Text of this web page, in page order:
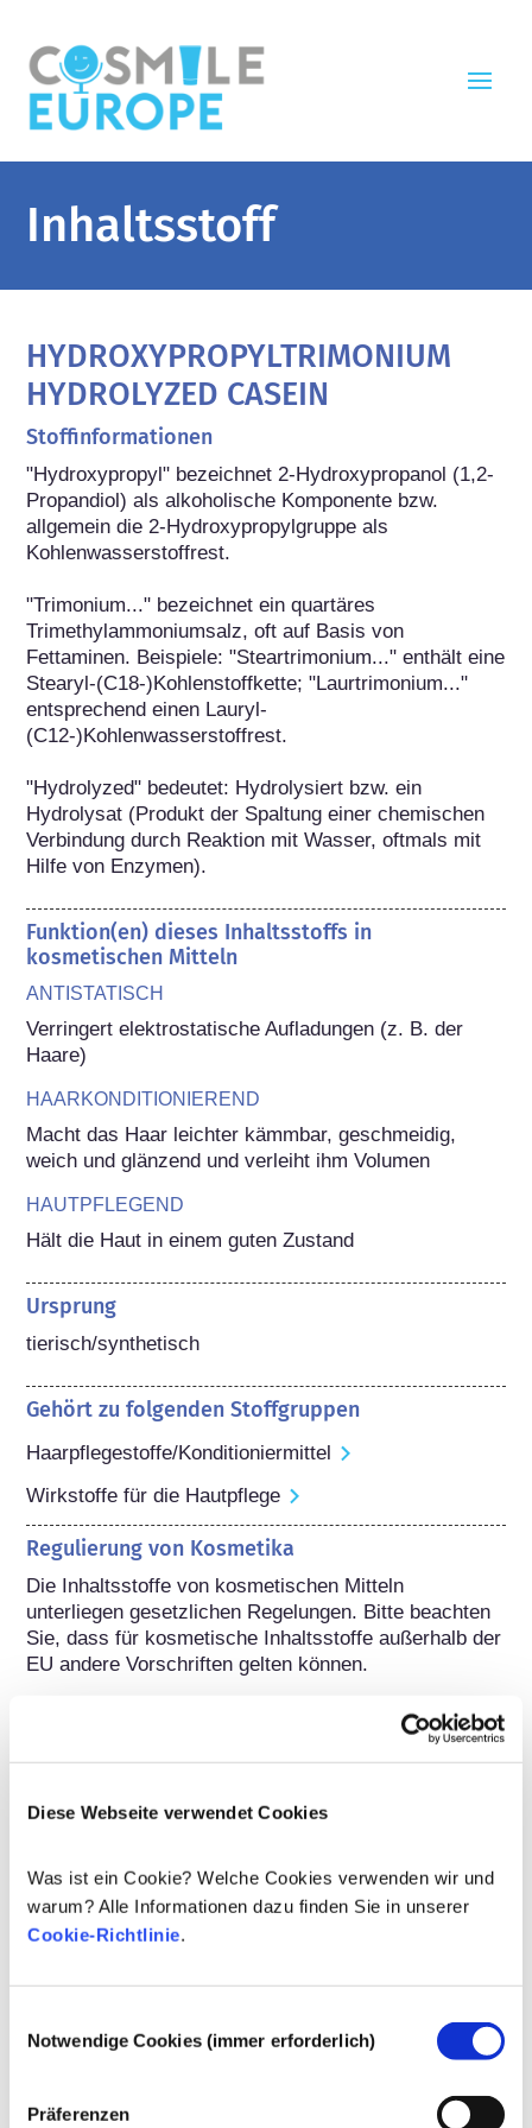
Diese Webseite verwendet Cookies
Was ist ein Cookie? Welche Cookies verwenden wir und
warum? Alle Informationen dazu finden Sie in unserer
Cookie-Richtlinie.
Notwendige Cookies (immer erforderlich)
Präferenzen
Inhaltsstoff
HYDROXYPROPYLTRIMONIUM
HYDROLYZED CASEIN
Stoffinformationen
"Hydroxypropyl" bezeichnet 2-Hydroxypropanol (1,2-
Propandiol) als alkoholische Komponente bzw.
allgemein die 2-Hydroxypropylgruppe als
Kohlenwasserstoffrest.
"Trimonium..." bezeichnet ein quartäres
Trimethylammoniumsalz, oft auf Basis von
Fettaminen. Beispiele: "Steartrimonium..." enthält eine
Stearyl-(C18-)Kohlenstoffkette; "Laurtrimonium..."
entsprechend einen Lauryl-
(C12-)Kohlenwasserstoffrest.
"Hydrolyzed" bedeutet: Hydrolysiert bzw. ein
Hydrolysat (Produkt der Spaltung einer chemischen
Verbindung durch Reaktion mit Wasser, oftmals mit
Hilfe von Enzymen).
Funktion(en) dieses Inhaltsstoffs in
kosmetischen Mitteln
ANTISTATISCH
Verringert elektrostatische Aufladungen (z. B. der
Haare)
HAARKONDITIONIEREND
Macht das Haar leichter kämmbar, geschmeidig,
weich und glänzend und verleiht ihm Volumen
HAUTPFLEGEND
Hält die Haut in einem guten Zustand
Ursprung
tierisch/synthetisch
Gehört zu folgenden Stoffgruppen
Haarpflegestoffe/Konditioniermittel
Wirkstoffe für die Hautpflege
Regulierung von Kosmetika
Die Inhaltsstoffe von kosmetischen Mitteln
unterliegen gesetzlichen Regelungen. Bitte beachten
Sie, dass für kosmetische Inhaltsstoffe außerhalb der
EU andere Vorschriften gelten können.
Ihre Kosmetika
verstehen
Fakten zur Sicherheit von kosmetischen
Produkten in Europa
dass kosmetische Produkte und
Union verkauft werden, sicher für die
europäische Regulierungsbehörden tragen
Mehr erfahren
enthalten?